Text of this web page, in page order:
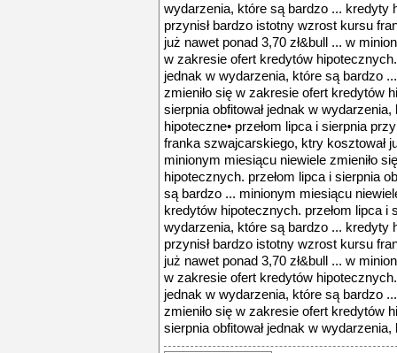
wydarzenia, które są bardzo ... kredyty
przynisł bardzo istotny wzrost kursu
już nawet ponad 3,70 zł&bull ... w
w zakresie ofert kredytów
jednak w wydarzenia, które są bardzo
zmieniło się w zakresie ofert kredytów
sierpnia obfitował jednak w
hipoteczne• przełom lipca i sierpnia
franka szwajcarskiego, ktry kosztował
minionym miesiącu niewiele zmieniło
hipotecznych. przełom lipca i sierpnia
są bardzo ... minionym miesiącu
kredytów hipotecznych. przełom lipca i
wydarzenia, które są bardzo ... kredyty
przynisł bardzo istotny wzrost kursu
już nawet ponad 3,70 zł&bull ... w
w zakresie ofert kredytów
jednak w wydarzenia, które są bardzo
zmieniło się w zakresie ofert kredytów
sierpnia obfitował jednak w